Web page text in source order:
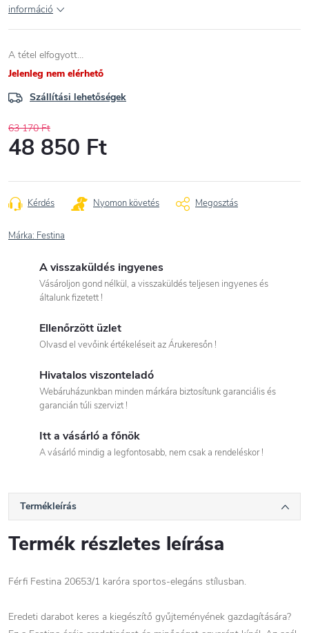
információ
A tétel elfogyott…
Jelenleg nem elérhető
Szállítási lehetőségek
63 170 Ft
48 850 Ft
Kérdés Nyomon követés Megosztás
Márka: Festina
A visszaküldés ingyenes
Vásároljon gond nélkül, a visszaküldés teljesen ingyenes és
általunk fizetett !
Ellenőrzött üzlet
Olvasd el vevőink értékeléseit az Árukeresőn !
Hivatalos viszonteladó
Webáruházunkban minden márkára biztosítunk garanciális és
garancián túli szervizt !
Itt a vásárló a főnök
A vásárló mindig a legfontosabb, nem csak a rendeléskor !
Termékleírás
Termék részletes leírása
Férfi Festina 20653/1 karóra sportos-elegáns stílusban.
Eredeti darabot keres a kiegészítő gyűjteményének gazdagítására?